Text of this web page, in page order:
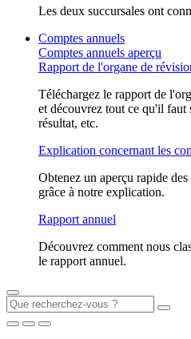
Les deux succursales ont
Comptes annuels
Comptes annuels aperçu
Rapport de l'organe de
Téléchargez le rapport de
et découvrez tout ce qu'il
résultat, etc.
Explication concernant les
Obtenez un aperçu rapide
grâce à notre explication.
Rapport annuel
Découvrez comment nous
le rapport annuel.